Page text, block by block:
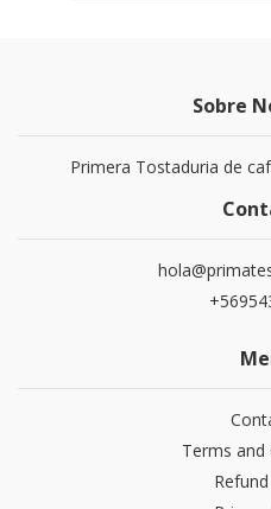
Sobre
Primera Tostaduria de
Terms and